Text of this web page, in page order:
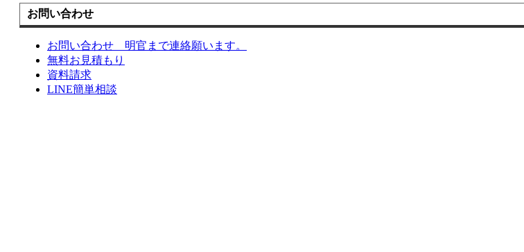
お問い合わせ
お問い合わせ 明官まで連絡願います。
無料お見積もり
資料請求
LINE簡単相談